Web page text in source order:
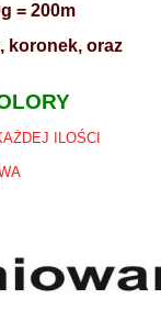
= 200m
koronek, oraz
ILOŚCI